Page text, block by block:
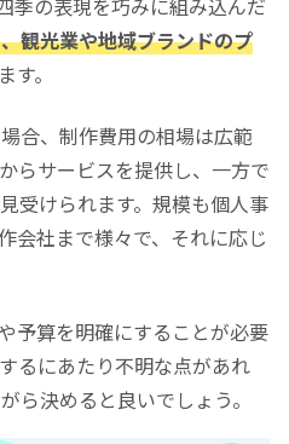
季の表現を巧みに組み込んだ
観光業や地域ブランドのプ
す。
合、制作費用の相場は広範
らサービスを提供し、一方で
受けられます。規模も個人事
会社まで様々で、それに応じ
予算を明確にすることが必要
るにあたり不明な点があれ
ら決めると良いでしょう。